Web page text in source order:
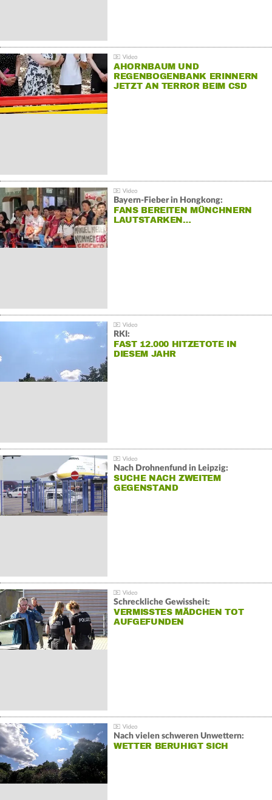
AHORNBAUM UND
REGENBOGENBANK ERINNERN
JETZT AN TERROR BEIM CSD
Bayern-Fieber in Hongkong:
FANS BEREITEN MÜNCHNERN
LAUTSTARKEN…
RKI:
FAST 12.000 HITZETOTE IN
DIESEM JAHR
Nach Drohnenfund in Leipzig:
SUCHE NACH ZWEITEM
GEGENSTAND
Schreckliche Gewissheit:
VERMISSTES MÄDCHEN TOT
AUFGEFUNDEN
Nach vielen schweren Unwettern:
WETTER BERUHIGT SICH